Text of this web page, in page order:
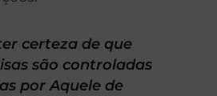
certeza de que
são controladas
por Aquele de